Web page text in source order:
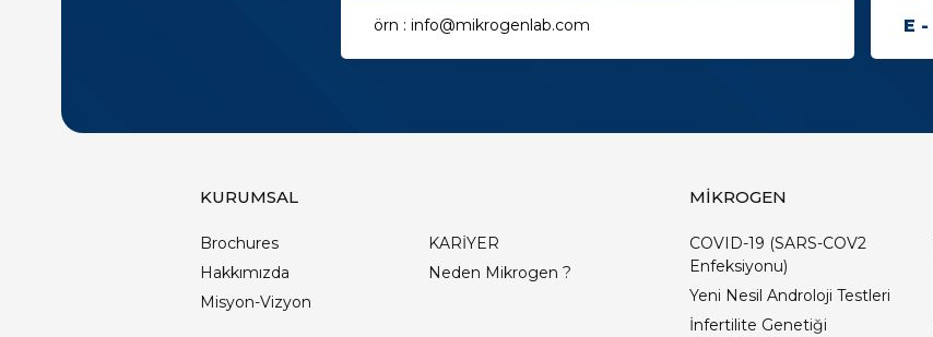
KURUMSAL
Brochures
KARİYER
Hakkımızda
Neden Mikrogen ?
Misyon-Vizyon
MİKROGEN
COVID-19 (SARS-COV2
Enfeksiyonu)
Yeni Nesil Androloji Testleri
İnfertilite Genetiği